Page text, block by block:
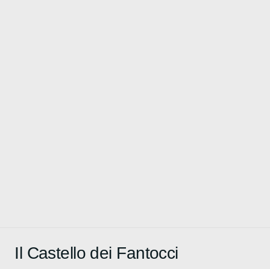
Il Castello dei Fantocci